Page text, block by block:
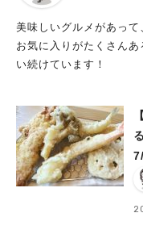
美味しいグルメがあって
お気に入りがたくさん
い続けています！